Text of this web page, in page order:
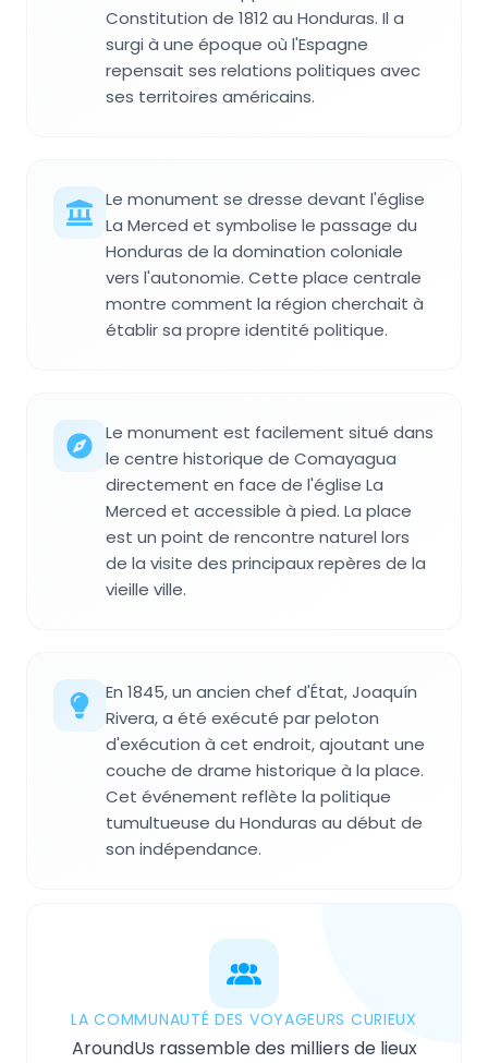
Constitution de 1812 au Honduras. Il a
surgi à une époque où l'Espagne
repensait ses relations politiques avec
ses territoires américains.
Le monument se dresse devant l'église
La Merced et symbolise le passage du
Honduras de la domination coloniale
vers l'autonomie. Cette place centrale
montre comment la région cherchait à
établir sa propre identité politique.
Le monument est facilement situé dans
le centre historique de Comayagua
directement en face de l'église La
Merced et accessible à pied. La place
est un point de rencontre naturel lors
de la visite des principaux repères de la
vieille ville.
En 1845, un ancien chef d'État, Joaquín
Rivera, a été exécuté par peloton
d'exécution à cet endroit, ajoutant une
couche de drame historique à la place.
Cet événement reflète la politique
tumultueuse du Honduras au début de
son indépendance.
LA COMMUNAUTÉ DES VOYAGEURS CURIEUX
AroundUs rassemble des milliers de lieux